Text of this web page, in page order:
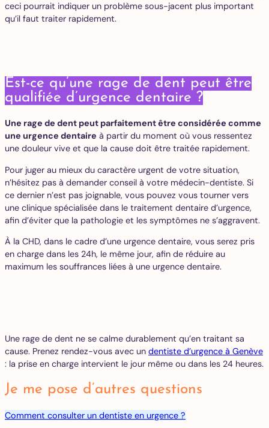
ceci pourrait indiquer un problème sous-jacent plus important
qu’il faut traiter rapidement.
Est-ce qu’une rage de dent peut être
qualifiée d’urgence dentaire ?
Une rage de dent peut parfaitement être considérée comme
une urgence dentaire à partir du moment où vous ressentez
une douleur vive et que la cause doit être traitée rapidement.
Pour juger au mieux du caractère urgent de votre situation,
n’hésitez pas à demander conseil à votre médecin-dentiste. Si
ce dernier n’est pas joignable, vous pouvez vous tourner vers
une clinique spécialisée dans le traitement dentaire d’urgence,
afin d’éviter que la pathologie et les symptômes ne s’aggravent.
À la CHD, dans le cadre d’une urgence dentaire, vous serez pris
en charge dans les 24h, le même jour, afin de réduire au
maximum les souffrances liées à une urgence dentaire.
Une rage de dent ne se calme durablement qu’en traitant sa
cause. Prenez rendez-vous avec un dentiste d’urgence à Genève
: la prise en charge intervient le jour même ou dans les 24 heures.
Je me pose d’autres questions
Comment consulter un dentiste en urgence ?